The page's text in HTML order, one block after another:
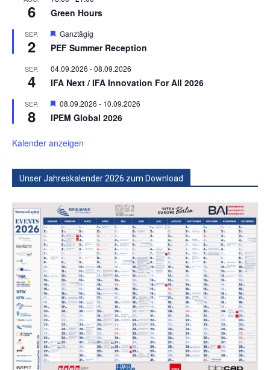
6 Green Hours
SEP.
2
Hervorgehoben
Ganztägig
PEF Summer Reception
SEP.
4
04.09.2026 -08.09.2026
IFA Next / IFA Innovation For All 2026
SEP.
8
Hervorgehoben
08.09.2026 - 10.09.2026
IPEM Global 2026
Kalender anzeigen
Unser Jahreskalender 2026 zum Download